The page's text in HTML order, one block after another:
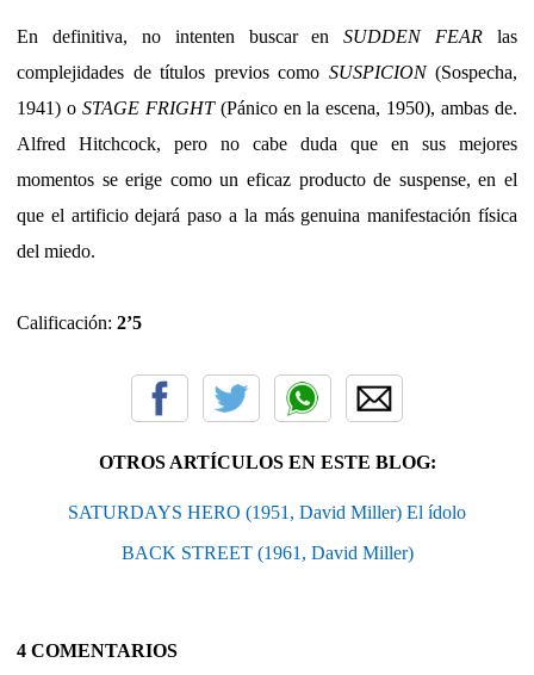
En definitiva, no intenten buscar enSUDDEN FEAR las
complejidades de títulos previos como SUSPICION(Sospecha,
1941) o STAGE FRIGHT(Pánico en la escena, 1950), ambas de.
Alfred Hitchcock, pero no cabe duda que en sus mejores
momentos se erige como un eficaz producto de suspense, en el
que el artificio dejará paso a la más genuina manifestación física
del miedo.
Calificación: 2’5
OTROS ARTÍCULOS EN ESTE BLOG:
SATURDAYS HERO (1951, David Miller) El ídolo
BACK STREET (1961, David Miller)
4 COMENTARIOS